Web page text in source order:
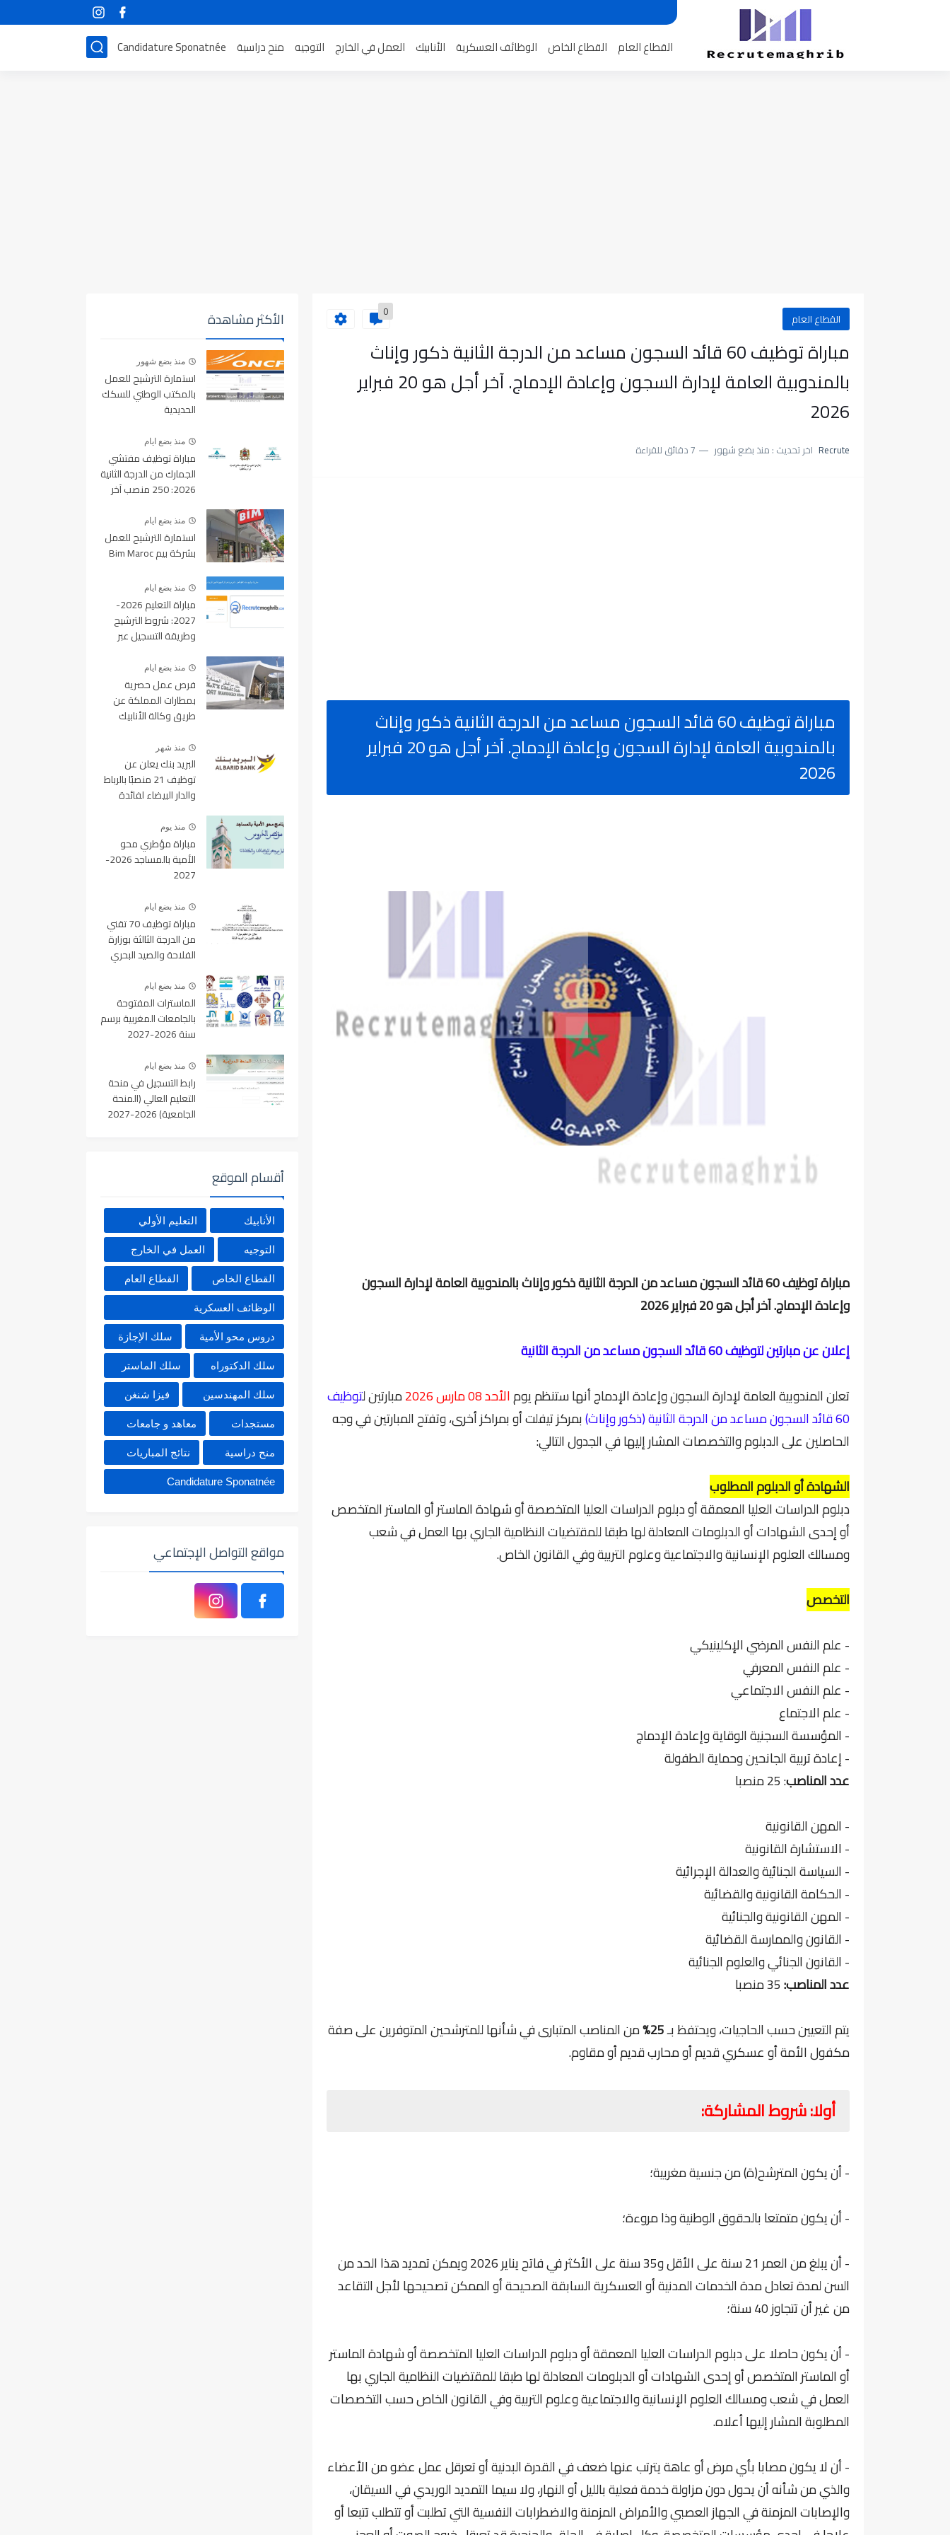
القطاع العام القطاع الخاص الوظائف العسكرية الأنابيك العمل في الخارج التوجيه منح دراسية Candidature Sponatnée
القطاع العام 0
مباراة توظيف 60 قائد السجون مساعد من الدرجة الثانية ذكور وإناث
بالمندوبية العامة لإدارة السجون وإعادة الإدماج. آخر أجل هو 20 فبراير
2026
Recrute اخر تحديث : منذ بضع شهور 7 دقائق للقراءة
مباراة توظيف 60 قائد السجون مساعد من الدرجة الثانية ذكور وإناث
بالمندوبية العامة لإدارة السجون وإعادة الإدماج. آخر أجل هو 20 فبراير
2026
مباراة توظيف 60 قائد السجون مساعد من الدرجة الثانية ذكور وإناث بالمندوبية العامة لإدارة السجون
وإعادة الإدماج. آخر أجل هو 20 فبراير 2026
إعلان عن مبارتين لتوظيف 60 قائد السجون مساعد من الدرجة الثانية
تعلن المندوبية العامة لإدارة السجون وإعادة الإدماج أنها ستنظم يومالأحد 08 مارس 2026 مبارتين لتوظيف
60 قائد السجون مساعد من الدرجة الثانية (ذكور وإناث)
بمركز تيفلت أو بمراكز أخرى، وتفتح المبارتين في وجه
الحاصلين على الدبلوم والتخصصات المشار إليها في الجدول التالي:
الشهادة أو الدبلوم المطلوب
دبلوم الدراسات العليا المعمقة أو دبلوم الدراسات العليا المتخصصة أو شهادة الماستر أو الماستر المتخصص
أو إحدى الشهادات أو الدبلومات المعادلة لها طبقا للمقتضيات النظامية الجاري بها العمل في شعب
ومسالك العلوم الإنسانية والاجتماعية وعلوم التربية وفي القانون الخاص.
التخصص
- علم النفس المرضي الإكلينيكي
- علم النفس المعرفي
- علم النفس الاجتماعي
- علم الاجتماع
- المؤسسة السجنية الوقاية وإعادة الإدماج
- إعادة تربية الجانحين وحماية الطفولة
عدد المناصب: 25 منصبا
- المهن القانونية
- الاستشارة القانونية
- السياسة الجنائية والعدالة الإجرائية
- الحكامة القانونية والقضائية
- المهن القانونية والجنائية
- القانون والممارسة القضائية
- القانون الجنائي والعلوم الجنائية
عدد المناصب:35 منصبا
يتم التعيين حسب الحاجيات، ويحتفظ بـ25% من المناصب المتبارى في شأنها للمترشحين المتوفرين على صفة
مكفول الأمة أو عسكري قديم أو محارب قديم أو مقاوم.
أولا: شروط المشاركة:
- أن يكون المترشح(ة) من جنسية مغربية؛
- أن يكون متمتعا بالحقوق الوطنية وذا مروءة؛
- أن يبلغ من العمر 21 سنة على الأقل و35 سنة على الأكثر في فاتح يناير 2026 ويمكن تمديد هذا الحد من
السن لمدة تعادل مدة الخدمات المدنية أو العسكرية السابقة الصحيحة أو الممكن تصحيحها لأجل التقاعد
من غير أن تتجاوز 40 سنة؛
- أن يكون حاصلا على دبلوم الدراسات العليا المعمقة أو دبلوم الدراسات العليا المتخصصة أو شهادة الماستر
أو الماستر المتخصص أو إحدى الشهادات أو الدبلومات المعادلة لها طبقا للمقتضيات النظامية الجاري بها
العمل في شعب ومسالك العلوم الإنسانية والاجتماعية وعلوم التربية وفي القانون الخاص حسب التخصصات
المطلوبة المشار إليها أعلاه.
- أن لا يكون مصابا بأي مرض أو عاهة يترتب عنها ضعف في القدرة البدنية أو تعرقل عمل عضو من الأعضاء
والذي من شأنه أن يحول دون مزاولة خدمة فعلية بالليل أو النهار، ولا سيما التمديد الوريدي في السيقان،
والإصابات المزمنة في الجهاز العصبي والأمراض المزمنة والاضطرابات النفسية التي تطلبت أو تتطلب تتبعا أو
الأكثر مشاهدة
منذ بضع شهور
استمارة الترشيح للعمل
بالمكتب الوطني للسكك
الحديدية
منذ بضع ايام
مباراة توظيف مفتشي
الجمارك من الدرجة الثانية
2026: 250 منصب آخر
2026منذ بضع ايام
استمارة الترشيح للعمل
بشركة بيم Bim Maroc
منذ بضع ايام
مباراة التعليم 2026-
2027: شروط الترشيح
وطريقة التسجيل عبر
منذ بضع ايام
فرص عمل حصرية
بمطارات المملكة عن
طريق وكالة الأنابيك
منذ شهر
البريد بنك يعلن عن
توظيف 21 منصبًا بالرباط
والدار البيضاء لفائدة
والتقنيين
منذ يوم
مباراة مؤطري محو
الأمية بالمساجد 2026-
2027
منذ بضع ايام
مباراة توظيف 70 تقني
من الدرجة الثالثة بوزارة
الفلاحة والصيد البحري
غشت 2026
منذ بضع ايام
الماسترات المفتوحة
بالجامعات المغربية برسم
سنة 2026-2027
منذ بضع ايام
رابط التسجيل في منحة
التعليم العالي (المنحة
الجامعية) 2026-2027
أقسام الموقع
الأنابيك التعليم الأولي
التوجيه العمل في الخارج
القطاع الخاص القطاع العام
الوظائف العسكرية
دروس محو الأمية سلك الإجازة
سلك الدكتوراه سلك الماستر
سلك المهندسين فيزا شنغن
مستجدات معاهد و جامعات
منح دراسية نتائج المباريات
Candidature Sponatnée
مواقع التواصل الإجتماعي